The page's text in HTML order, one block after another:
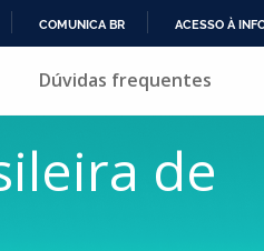
PARA
COMUNICA BR ACESSO À
Dúvidas frequentes
de